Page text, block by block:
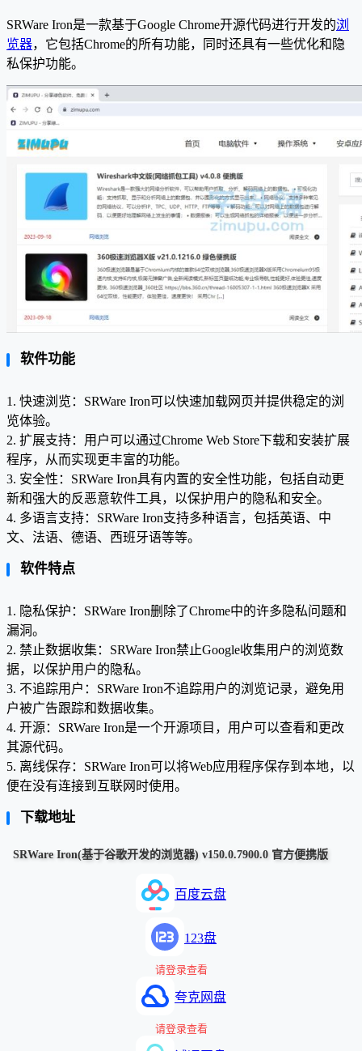
SRWare Iron是一款基于Google Chrome开源代码进行开发的浏
览器，它包括Chrome的所有功能，同时还具有一些优化和隐
私保护功能。
软件功能
1. 快速浏览：SRWare Iron可以快速加载网页并提供稳定的浏
览体验。
2. 扩展支持：用户可以通过Chrome Web Store下载和安装扩展
程序，从而实现更丰富的功能。
3. 安全性：SRWare Iron具有内置的安全性功能，包括自动更
新和强大的反恶意软件工具，以保护用户的隐私和安全。
4. 多语言支持：SRWare Iron支持多种语言，包括英语、中
文、法语、德语、西班牙语等等。
软件特点
1. 隐私保护：SRWare Iron删除了Chrome中的许多隐私问题和
漏洞。
2. 禁止数据收集：SRWare Iron禁止Google收集用户的浏览数
据，以保护用户的隐私。
3. 不追踪用户：SRWare Iron不追踪用户的浏览记录，避免用
户被广告跟踪和数据收集。
4. 开源：SRWare Iron是一个开源项目，用户可以查看和更改
其源代码。
5. 离线保存：SRWare Iron可以将Web应用程序保存到本地，以
便在没有连接到互联网时使用。
下载地址
SRWare Iron(基于谷歌开发的浏览器) v150.0.7900.0 官方便携版
百度云盘
123盘
请登录查看
夸克网盘
请登录查看